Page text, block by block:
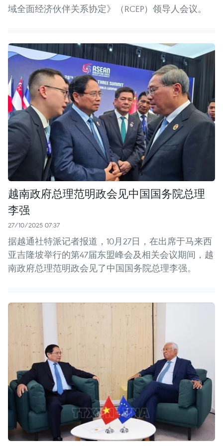
域全面经济伙伴关系协定》（RCEP）领导人会议。
越南政府总理范明政会见中国国务院总理
李强
27/10/2025 07:37
据越通社特派记者报道，10月27日，在出席于马来西
亚吉隆坡举行的第47届东盟峰会及相关会议期间，越
南政府总理范明政会见了中国国务院总理李强。